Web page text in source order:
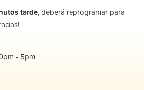
tarde, deberá reprogramar para
- 5pm